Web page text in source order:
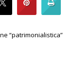
“patrimonialistica”